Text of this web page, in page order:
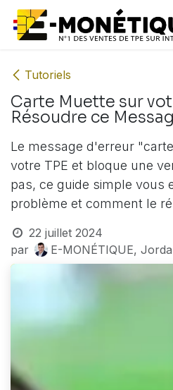
Se rendre au contenu
Tutoriels
Carte Muette sur
Résoudre ce
Le message d'erreur
votre TPE et bloque une
pas, ce guide simple vous
problème et comment le
22 juillet 2024
par
E-MONÉTIQUE,